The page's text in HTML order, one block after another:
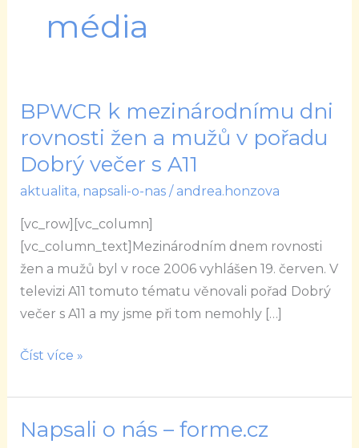
média
BPWCR k mezinárodnímu dni
rovnosti žen a mužů v pořadu
Dobrý večer s A11
aktualita, napsali-o-nas/ andrea.honzova
[vc_row][vc_column]
[vc_column_text]Mezinárodním dnem rovnosti
žen a mužů byl v roce 2006 vyhlášen 19. červen. V
televizi A11 tomuto tématu věnovali pořad Dobrý
večer s A11 a my jsme při tom nemohly […]
BPWCR
k
mezinárodnímu
dni
rovnosti
žen
a
mužů
v
pořadu
večer
A11
Číst více »
Napsali o nás – forme.cz
Napsali